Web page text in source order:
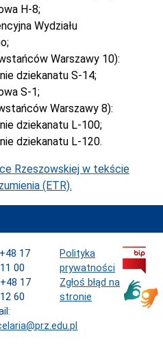
H-8;
Wydziału
Warszawy 10):
dziekanatu S-14;
S-1;
Warszawy 8):
dziekanatu L-100;
dziekanatu L-120.
Rzeszowskiej w tekście
(ETR).
17
00
17
60
Polityka
prywatności
Zgłoś błąd na
stronie